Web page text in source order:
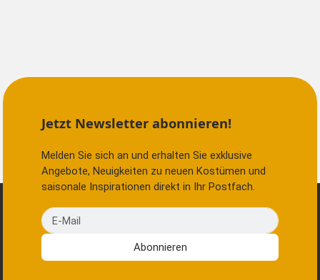
Jetzt Newsletter abonnieren!
Melden Sie sich an und erhalten Sie exklusive
Angebote, Neuigkeiten zu neuen Kostümen und
saisonale Inspirationen direkt in Ihr Postfach.
E-Mail
Abonnieren